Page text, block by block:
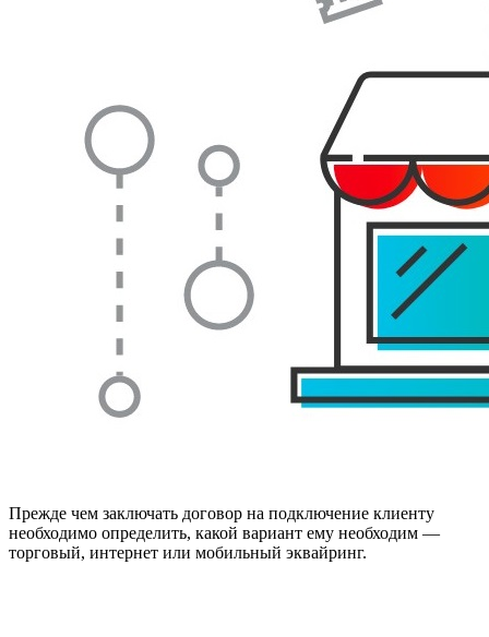
Прежде чем заключать договор на подключение клиенту
необходимо определить, какой вариант ему необходим —
торговый, интернет или мобильный эквайринг.